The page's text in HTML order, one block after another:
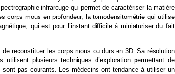
infrarouge qui permet de caractériser la matière
corps mous en profondeur, la tomodensitométrie qui utilise
qui est pour l’instant difficile à miniaturiser du fait
de reconstituer les corps mous ou durs en 3D. Sa résolution
plusieurs techniques d’exploration permettant de
pas courants. Les médecins ont tendance à utiliser un